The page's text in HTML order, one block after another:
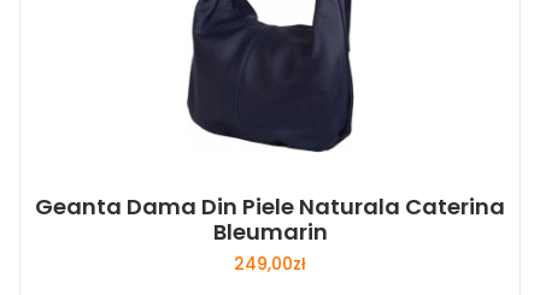
Geanta Dama Din Piele Naturala Caterina
Bleumarin
249,00zł